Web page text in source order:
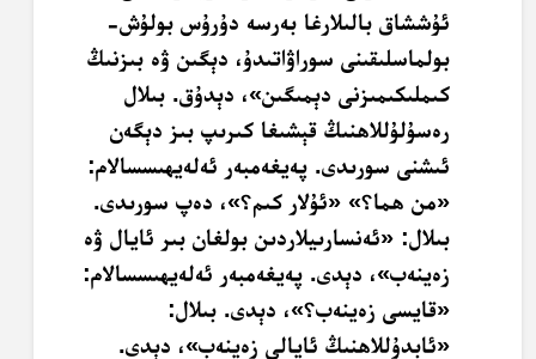
ئۇششاق بالىلارغا بەرسە دۇرۇس بولۇش-
بولماسلىقىنى سوراۋاتىدۇ، دېگىن ۋە بىزنىڭ
كىملىكىمىزنى دېمىگىن»، دېدۇق. بىلال
رەسۇلۇللاھنىڭ قېشىغا كىرىپ بىز دېگەن
ئىشنى سورىدى. پەيغەمبەر ئەلەيھىسسالام:
«من ھما؟» «ئۇلار كىم؟»، دەپ سورىدى.
بىلال: «ئەنسارىيلاردىن بولغان بىر ئايال ۋە
زەينەب»، دېدى. پەيغەمبەر ئەلەيھىسسالام:
«قايسى زەينەب؟»، دېدى. بىلال:
«ئابدۇللاھنىڭ ئايالى زەينەب»، دېدى.